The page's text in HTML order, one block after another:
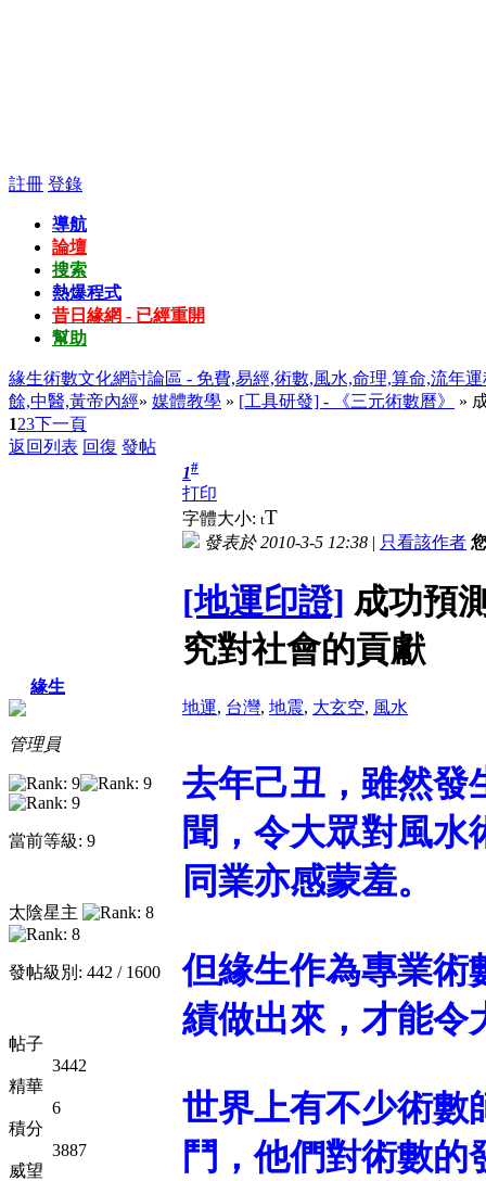
註冊 登錄
導航
論壇
搜索
熱爆程式
昔日緣網 - 已經重開
幫助
緣生術數文化網討論區 - 免費,易經,術數,風水,命理,算命,流年
餘,中醫,黃帝內經» 媒體教學 » [工具研發] - 《三元術數曆》
»
123下一頁
返回列表 回復 發帖
緣生
管理員
當前等級: 9
太陰星主
發帖級別: 442 / 1600
帖子
3442
精華
6
積分
3887
威望
1#
打印
字體大小: tT
發表於 2010-3-5 12:38 | 只看該作者
[地運印證] 成功預
究對社會的貢獻
地運, 台灣, 地震, 大玄空, 風水
去年己丑，雖然發
聞，令大眾對風
同業亦感蒙羞。
但緣生作為專業術
績做出來，才能令
世界上有不少術數
鬥，他們對術數